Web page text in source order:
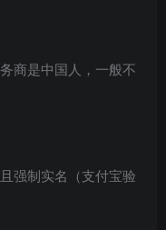
商是中国人，一般不
强制实名（支付宝验